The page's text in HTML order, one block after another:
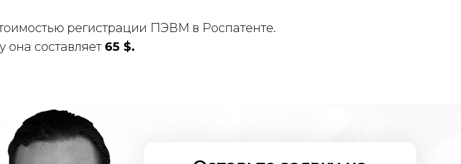
регистрации ПЭВМ в Роспатенте.
она составляет 65 $.